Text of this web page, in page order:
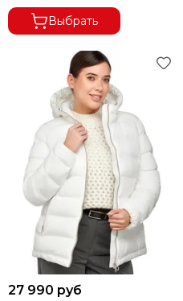
Выбрать
27 990 руб